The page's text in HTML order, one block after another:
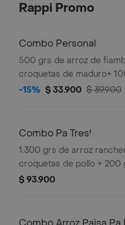
Rappi Promo
Combo Personal
500 grs de arroz de
croquetas de maduro+
papas a la frances con 1
-15% $ 33.900 $ 39.900
Combo Pa Tres!
1.300 grs de arroz
croquetas de pollo + 200
chuleta de cerdo+ 3
$ 93.900